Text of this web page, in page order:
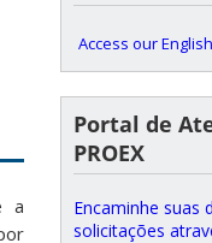
a
Access our
Portal de
PROEX
Encaminhe suas
solicitações